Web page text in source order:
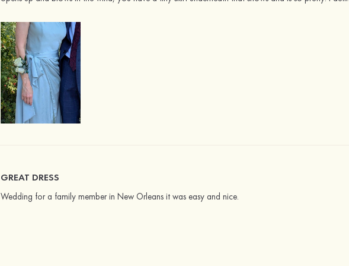
GREAT DRESS
Wedding for a family member in New Orleans it was easy and nice.